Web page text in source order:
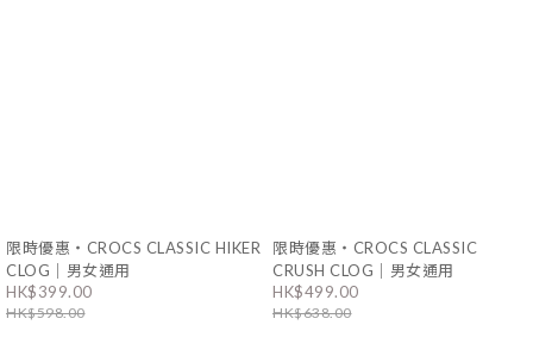
限時優惠・CROCS CLASSIC HIKER
CLOG｜男女通用
HK$399.00
HK$598.00
限時優惠・CROCS CLASSIC
CRUSH CLOG｜男女通用
HK$499.00
HK$638.00